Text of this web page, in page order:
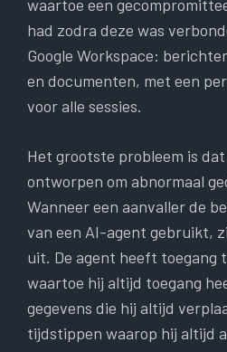
waartoe een
had zodra deze was
Google Workspace:
en documenten, met een
voor alle sessies.
Het grootste probleem is
ontworpen om abnormaal
Wanneer een aanvaller de
van een AI-agent gebruikt,
uit. De agent heeft toegang
waartoe hij altijd toegang
gegevens die hij altijd
tijdstippen waarop hij altijd